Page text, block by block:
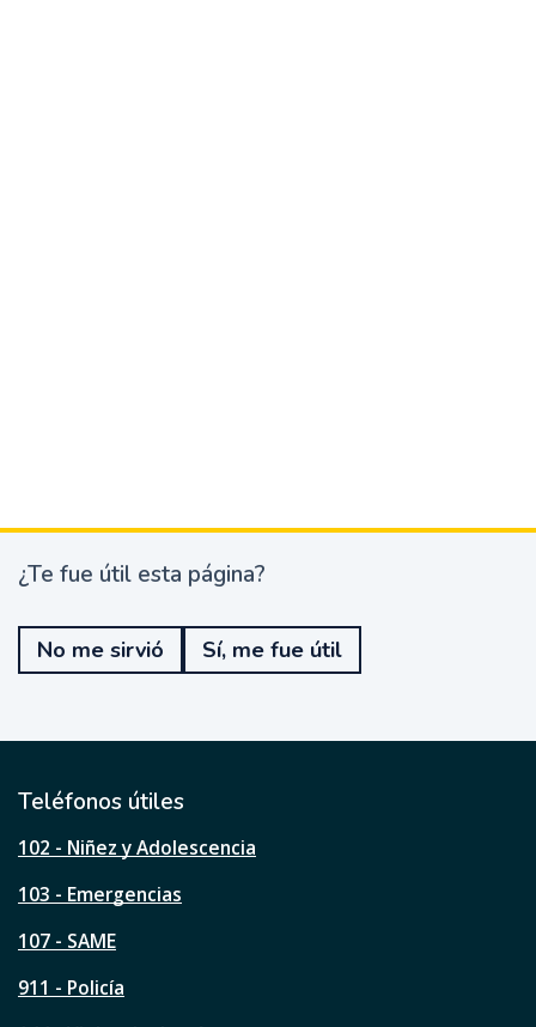
¿
e
u
t
l
s
a
á
i
¿Te fue útil esta página?
No me sirvió Sí, me fue útil
Teléfonos útiles
102 - Niñez y Adolescencia
103 - Emergencias
107 - SAME
911 - Policía